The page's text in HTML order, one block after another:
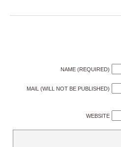
NAME (REQUIRED)
MAIL (WILL NOT BE PUBLISHED)
WEBSITE